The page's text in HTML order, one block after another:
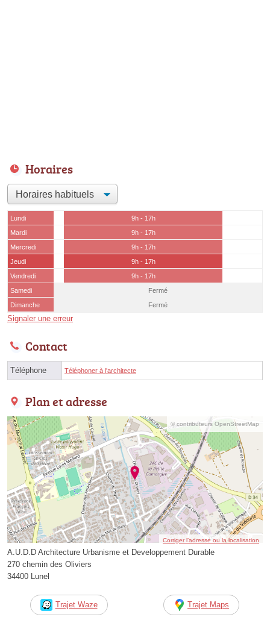
Horaires
Lundi
9h - 17h
Mardi
9h - 17h
Mercredi
9h - 17h
Jeudi
9h - 17h
Vendredi
9h - 17h
Samedi
Fermé
Dimanche
Fermé
Signaler une erreur
Contact
Téléphone Téléphoner à l'architecte
Plan et adresse
© contributeurs OpenStreetMap
Corriger l’adresse ou la localisation
A.U.D.D Architecture Urbanisme et Developpement Durable
270 chemin des Oliviers
34400 Lunel
Trajet Waze Trajet Maps